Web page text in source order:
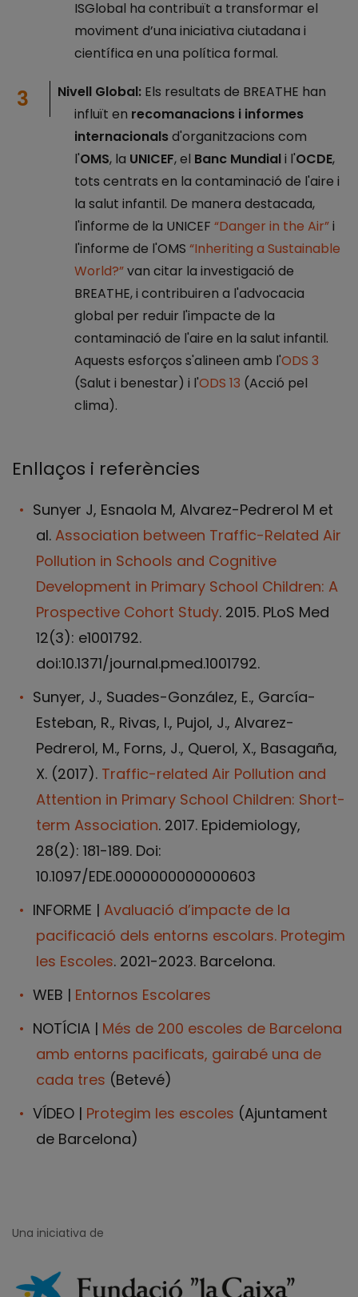
ISGlobal ha contribuït a transformar el
moviment d’una iniciativa ciutadana i
científica en una política formal.
Nivell Global: Els resultats de BREATHE han
influït en recomanacions i informes
internacionalsd'organitzacions com
l'OMS, la UNICEF, el Banc Mundiali l'OCDE,
tots centrats en la contaminació de l'aire i
la salut infantil. De manera destacada,
l'informe de la UNICEF “Danger in the Air”i
l'informe de l'OMS “Inheriting a Sustainable
World?”van citar la investigació de
BREATHE, i contribuiren a l'advocacia
global per reduir l'impacte de la
contaminació de l'aire en la salut infantil.
Aquests esforços s'alineen amb l'ODS 3
(Salut i benestar) i l'ODS 13 (Acció pel
clima).
Enllaços i referències
Sunyer J, Esnaola M, Alvarez-Pedrerol M et
al. Association between Traffic-Related Air
Pollution in Schools and Cognitive
Development in Primary School Children: A
Prospective Cohort Study. 2015. PLoS Med
12(3): e1001792.
doi:10.1371/journal.pmed.1001792.
Sunyer, J., Suades-González, E., García-
Esteban, R., Rivas, I., Pujol, J., Alvarez-
Pedrerol, M., Forns, J., Querol, X., Basagaña,
X. (2017). Traffic-related Air Pollution and
Attention in Primary School Children: Short-
term Association. 2017. Epidemiology,
28(2): 181-189. Doi:
10.1097/EDE.0000000000000603
INFORME | Avaluació d’impacte de la
pacificació dels entorns escolars. Protegim
les Escoles. 2021-2023. Barcelona.
WEB | Entornos Escolares
NOTÍCIA | Més de 200 escoles de Barcelona
amb entorns pacificats, gairabé una de
cada tres (Betevé)
VÍDEO | Protegim les escoles (Ajuntament
de Barcelona)
Una iniciativa de